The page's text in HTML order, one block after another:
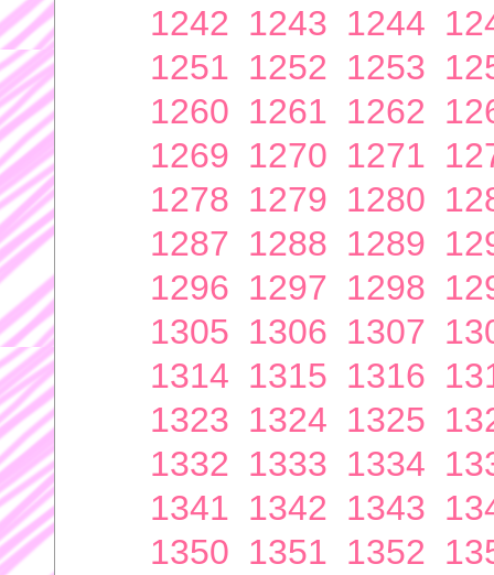
1242 1243 1244
1251 1252 1253
1260 1261 1262
1269 1270 1271
1278 1279 1280
1287 1288 1289
1296 1297 1298
1305 1306 1307
1314 1315 1316
1323 1324 1325
1332 1333 1334
1341 1342 1343
1350 1351 1352